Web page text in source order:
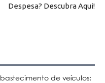
Despesa? Descubra Aqui!
de veículos: